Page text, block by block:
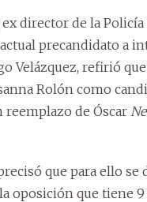
ex director de la
precandidato a
Velázquez, refirió
Rolón como
de Óscar
que para ello se
oposición que tiene 9